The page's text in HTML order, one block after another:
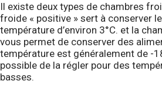
Il existe deux types de chambres
froide « positive » sert à conserver
température d’environ 3°C. et la
vous permet de conserver des
température est généralement de -
possible de la régler pour des
basses.